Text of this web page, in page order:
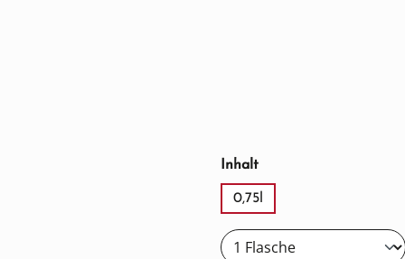
Inhaltauswählen
0,75l